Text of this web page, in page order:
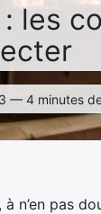
les
— 4 minutes
n’en pas